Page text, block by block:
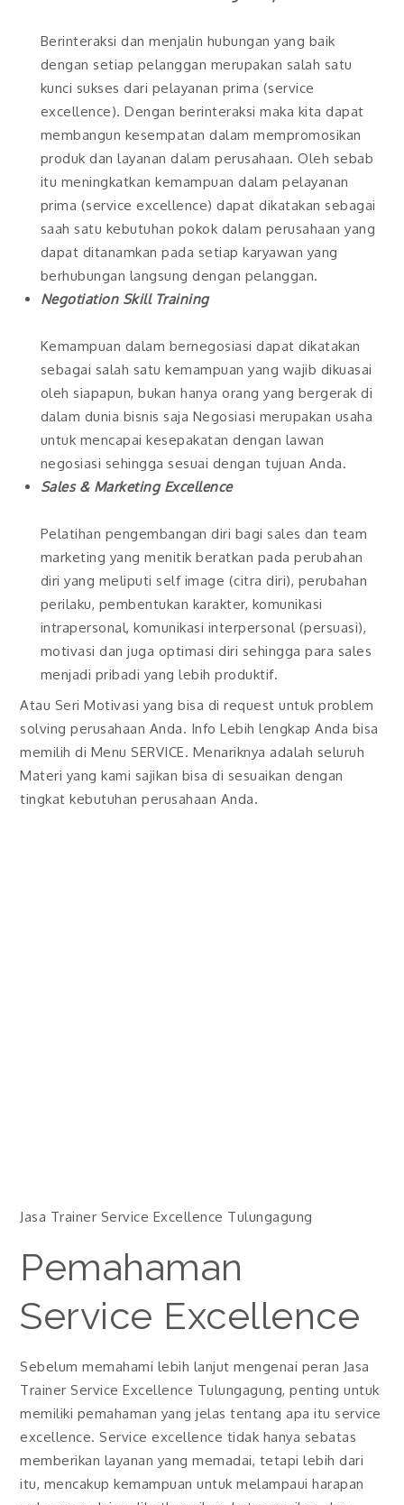
Berinteraksi dan menjalin hubungan yang baik
dengan setiap pelanggan merupakan salah satu
kunci sukses dari pelayanan prima (service
excellence). Dengan berinteraksi maka kita dapat
membangun kesempatan dalam mempromosikan
produk dan layanan dalam perusahaan. Oleh sebab
itu meningkatkan kemampuan dalam pelayanan
prima (service excellence) dapat dikatakan sebagai
saah satu kebutuhan pokok dalam perusahaan yang
dapat ditanamkan pada setiap karyawan yang
berhubungan langsung dengan pelanggan.
Negotiation Skill Training
Kemampuan dalam bernegosiasi dapat dikatakan
sebagai salah satu kemampuan yang wajib dikuasai
oleh siapapun, bukan hanya orang yang bergerak di
dalam dunia bisnis saja Negosiasi merupakan usaha
untuk mencapai kesepakatan dengan lawan
negosiasi sehingga sesuai dengan tujuan Anda.
Sales & Marketing Excellence
Pelatihan pengembangan diri bagi sales dan team
marketing yang menitik beratkan pada perubahan
diri yang meliputi self image (citra diri), perubahan
perilaku, pembentukan karakter, komunikasi
intrapersonal, komunikasi interpersonal (persuasi),
motivasi dan juga optimasi diri sehingga para sales
menjadi pribadi yang lebih produktif.
Atau Seri Motivasi yang bisa di request untuk problem
solving perusahaan Anda. Info Lebih lengkap Anda bisa
memilih di Menu SERVICE. Menariknya adalah seluruh
Materi yang kami sajikan bisa di sesuaikan dengan
tingkat kebutuhan perusahaan Anda.
Jasa Trainer Service Excellence Tulungagung
Pemahaman
Service Excellence
Sebelum memahami lebih lanjut mengenai peran Jasa
Trainer Service Excellence Tulungagung, penting untuk
memiliki pemahaman yang jelas tentang apa itu service
excellence. Service excellence tidak hanya sebatas
memberikan layanan yang memadai, tetapi lebih dari
itu, mencakup kemampuan untuk melampaui harapan